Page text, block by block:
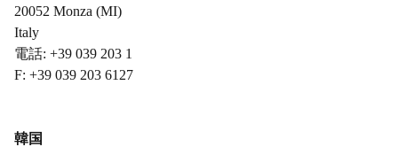
20052 Monza (MI)
Italy
電話: +39 039 203 1
F: +39 039 203 6127
韓国